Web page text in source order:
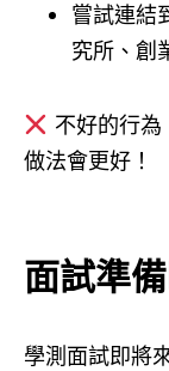
嘗試連結
究所、創
不好的行
做法會更好！
面試準
學測面試即將